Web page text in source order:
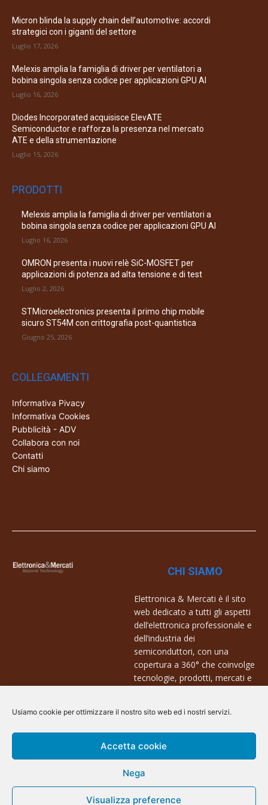
Usiamo cookie per ottimizzare il nostro sito web ed i nostri servizi.
Accetta cookie
Nega
Visualizza preference
Micron blinda la supply chain dell’automotive: accordi
strategici con i giganti del settore
Luglio 17, 2026
Melexis amplia la famiglia di driver per ventilatori a
bobina singola senza codice per applicazioni GPU AI
Luglio 16, 2026
Diodes Incorporated acquisisce ElevATE
Semiconductor e rafforza la presenza nel mercato
ATE e della strumentazione
Luglio 15, 2026
PRODOTTI
Melexis amplia la famiglia di driver per ventilatori a
bobina singola senza codice per applicazioni GPU AI
Luglio 16, 2026
OMRON presenta i nuovi relè SiC-MOSFET per
applicazioni di potenza ad alta tensione e di test
Luglio 2, 2026
STMicroelectronics presenta il primo chip mobile
sicuro ST54M con crittografia post-quantistica
Giugno 25, 2026
COLLEGAMENTI
Informativa Pivacy
Informativa Cookies
Pubblicità - ADV
Collabora con noi
Contatti
Chi siamo
CHI SIAMO
Elettronica & Mercati è il sito
web dedicato a tutti gli aspetti
dell’elettronica professionale e
dell’industria dei
semiconduttori, con una
copertura a 360° che coinvolge
tecnologie, prodotti, mercati e
Contatti:
info@arscommunication.it
@ArsCommunication 2023